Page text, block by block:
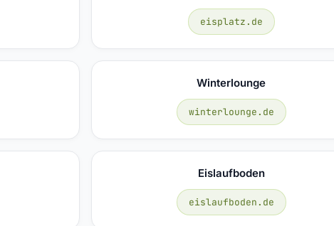
eisplatz.de
Winterlounge
winterlounge.de
Eislaufboden
eislaufboden.de